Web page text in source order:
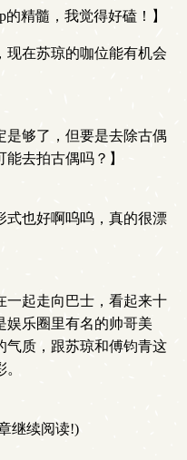
精髓，我觉得好磕！】
在苏琼的咖位能有机会
够了，但要是去除古偶
去拍古偶吗？】
也好啊呜呜，真的很漂
起走向巴士，看起来十
娱乐圈里有名的帅哥美
气质，跟苏琼和傅钧青这
继续阅读!)